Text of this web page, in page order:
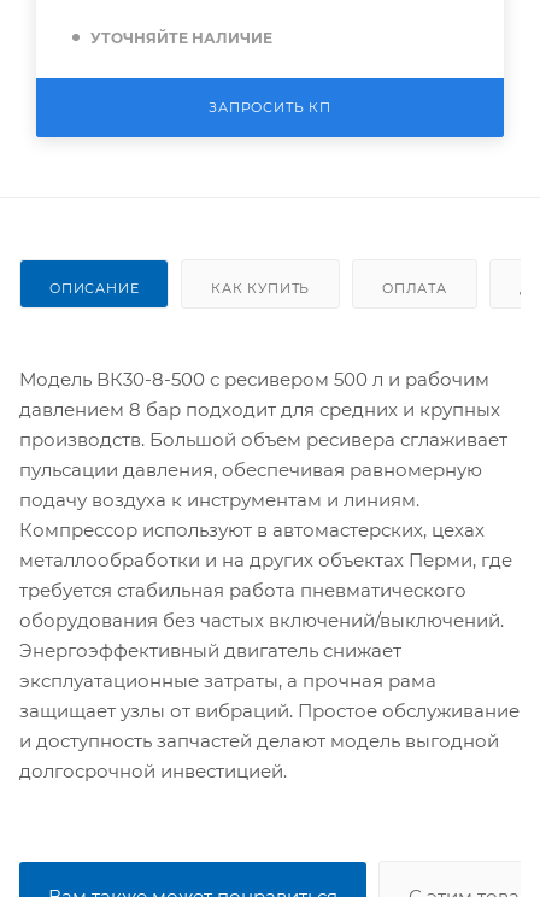
УТОЧНЯЙТЕ НАЛИЧИЕ
ЗАПРОСИТЬ КП
ОПИСАНИЕ КАК КУПИТЬ ОПЛАТА
Модель ВК30-8-500 с ресивером 500 л и рабочим
давлением 8 бар подходит для средних и крупных
производств. Большой объем ресивера сглаживает
пульсации давления, обеспечивая равномерную
подачу воздуха к инструментам и линиям.
Компрессор используют в автомастерских, цехах
металлообработки и на других объектах Перми, где
требуется стабильная работа пневматического
оборудования без частых включений/выключений.
Энергоэффективный двигатель снижает
эксплуатационные затраты, а прочная рама
защищает узлы от вибраций. Простое обслуживание
и доступность запчастей делают модель выгодной
долгосрочной инвестицией.